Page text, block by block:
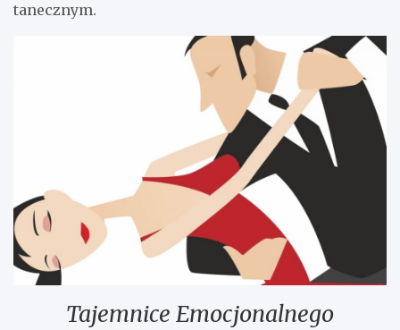
tanecznym.
Tajemnice Emocjonalnego